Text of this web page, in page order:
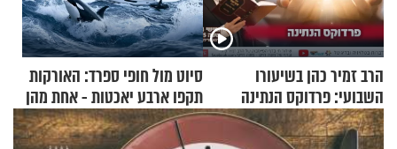
הרב זמיר כהן בשיעורו
השבועי: פרדוקס הנתינה
סיוט מול חופי ספרד: האורקות
תקפו ארבע יאכטות - אחת מהן
טבעה